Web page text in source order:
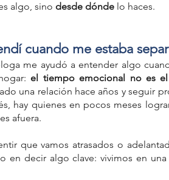
algo, sino desde dónde lo haces.
cuando me estaba
me ayudó a entender algo
el tiempo emocional no es
una relación hace años y seguir
hay quienes en pocos meses
afuera.
que vamos atrasados o
en decir algo clave: vivimos en